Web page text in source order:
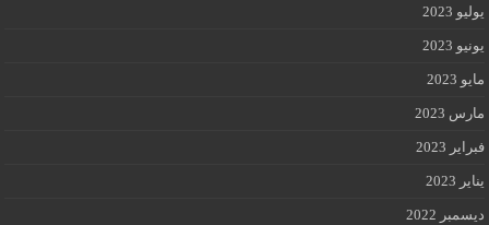
يوليو 2023
يونيو 2023
مايو 2023
مارس 2023
فبراير 2023
يناير 2023
ديسمبر 2022